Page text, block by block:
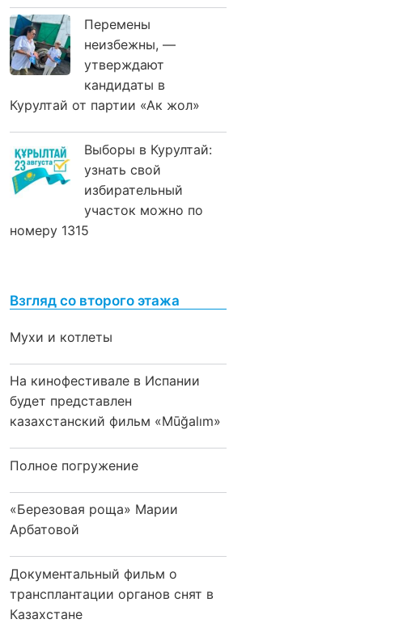
Перемены
неизбежны, —
утверждают
кандидаты в
Курултай от партии «Ак жол»
Выборы в Курултай:
узнать свой
избирательный
участок можно по
номеру 1315
Взгляд со второго этажа
Мухи и котлеты
На кинофестивале в Испании
будет представлен
казахстанский фильм «Mūğalım»
Полное погружение
«Березовая роща» Марии
Арбатовой
Документальный фильм о
трансплантации органов снят в
Казахстане